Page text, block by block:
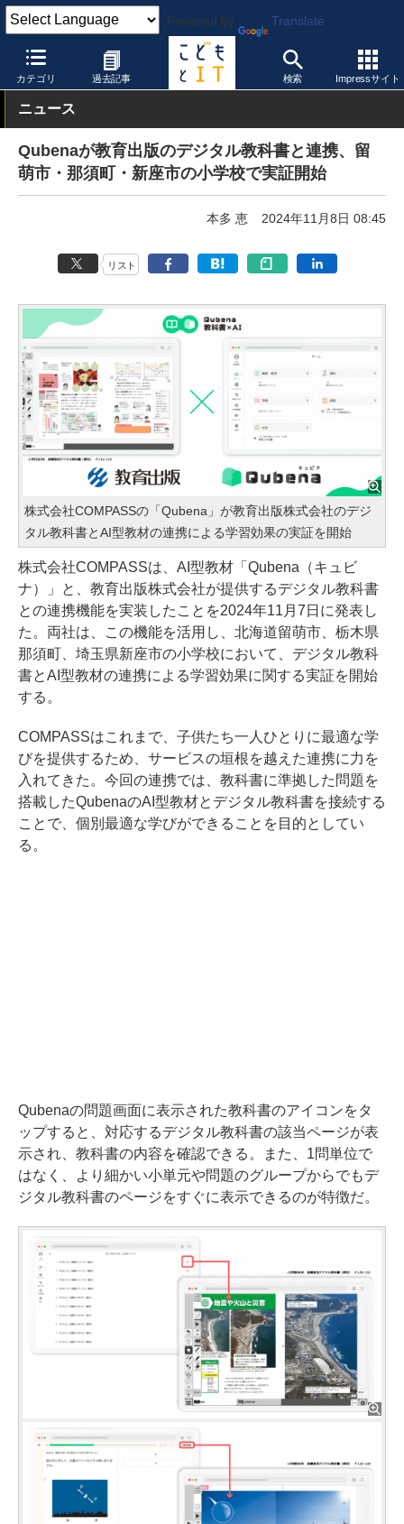
Powered by Translate
カテゴリ 過去記事 検索 Impressサイト
こどもとIT 製品・サービス
ニュース
Qubenaが教育出版のデジタル教科書と連携、留
萌市・那須町・新座市の小学校で実証開始
本多 恵 2024年11月8日 08:45
リスト
株式会社COMPASSの「Qubena」が教育出版株式会社のデジ
タル教科書とAI型教材の連携による学習効果の実証を開始
株式会社COMPASSは、AI型教材「Qubena（キュビ
ナ）」と、教育出版株式会社が提供するデジタル教科書
との連携機能を実装したことを2024年11月7日に発表し
た。両社は、この機能を活用し、北海道留萌市、栃木県
那須町、埼玉県新座市の小学校において、デジタル教科
書とAI型教材の連携による学習効果に関する実証を開始
する。
COMPASSはこれまで、子供たち一人ひとりに最適な学
びを提供するため、サービスの垣根を越えた連携に力を
入れてきた。今回の連携では、教科書に準拠した問題を
搭載したQubenaのAI型教材とデジタル教科書を接続する
ことで、個別最適な学びができることを目的としてい
る。
Qubenaの問題画面に表示された教科書のアイコンをタ
ップすると、対応するデジタル教科書の該当ページが表
示され、教科書の内容を確認できる。また、1問単位で
はなく、より細かい小単元や問題のグループからでもデ
ジタル教科書のページをすぐに表示できるのが特徴だ。